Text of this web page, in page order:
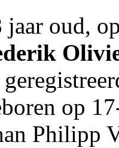
jaar oud,
op
Philipp